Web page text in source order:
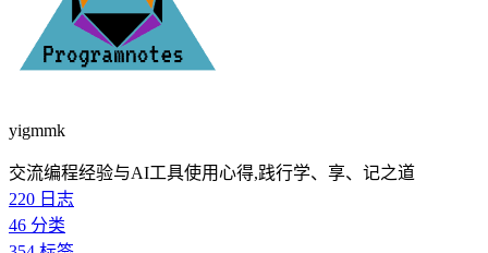
yigmmk
交流编程经验与AI工具使用心得,践行学、享、记之道
220 日志
46 分类